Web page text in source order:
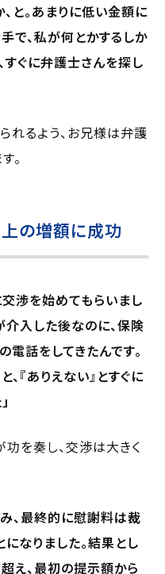
と。あまりに低い金額に
で、私が何とかするしか
すぐに弁護士さんを探し
るよう、お兄様は弁護
。
の増額に成功
交渉を始めてもらいまし
介入した後なのに、保険
話をしてきたんです。
『ありえない』とすぐに
を奏し、交渉は大きく
、最終的に慰謝料は裁
なりました。結果とし
え、最初の提示額から